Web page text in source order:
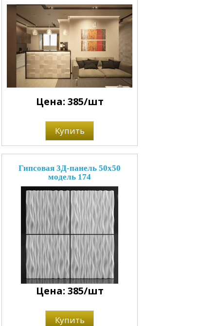
Цена: 385/шт
Купить
Гипсовая 3Д-панель 50x50
модель 174
Цена: 385/шт
Купить